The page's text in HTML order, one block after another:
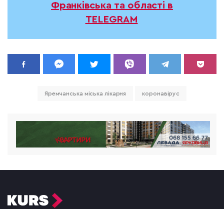
Франківська та області в
TELEGRAM
Яремчанська міська лікарня коронавірус